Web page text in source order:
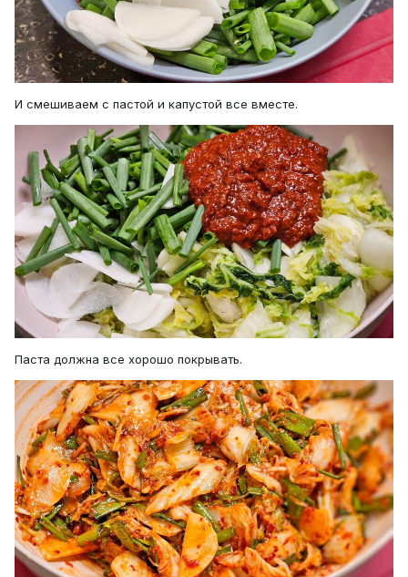
И смешиваем с пастой и капустой все вместе.
Паста должна все хорошо покрывать.